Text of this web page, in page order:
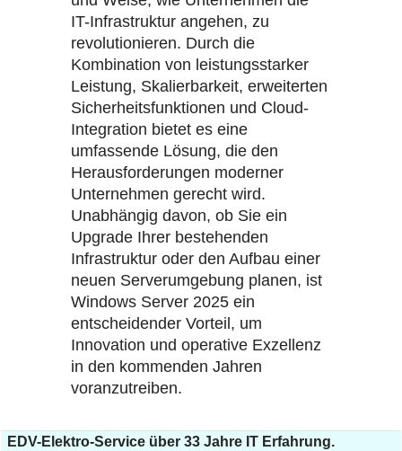
IT-Infrastruktur angehen, zu
revolutionieren. Durch die
Kombination von leistungsstarker
Leistung, Skalierbarkeit, erweiterten
Sicherheitsfunktionen und Cloud-
Integration bietet es eine
umfassende Lösung, die den
Herausforderungen moderner
Unternehmen gerecht wird.
Unabhängig davon, ob Sie ein
Upgrade Ihrer bestehenden
Infrastruktur oder den Aufbau einer
neuen Serverumgebung planen, ist
Windows Server 2025 ein
entscheidender Vorteil, um
Innovation und operative Exzellenz
in den kommenden Jahren
voranzutreiben.
EDV-Elektro-Service über 33 Jahre IT Erfahrung.